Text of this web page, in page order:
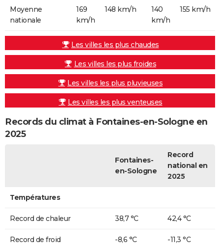
Moyenne
nationale
169
km/h
148 km/h
140
km/h
155 km/h
Les villes les plus chaudes
Les villes les plus froides
Les villes les plus pluvieuses
Les villes les plus venteuses
Records du climat à Fontaines-en-Sologne en
2025
Fontaines-
en-Sologne
Record
national en
2025
Températures
Record de chaleur 38,7 °C 42,4 °C
Record de froid -8,6 °C -11,3 °C